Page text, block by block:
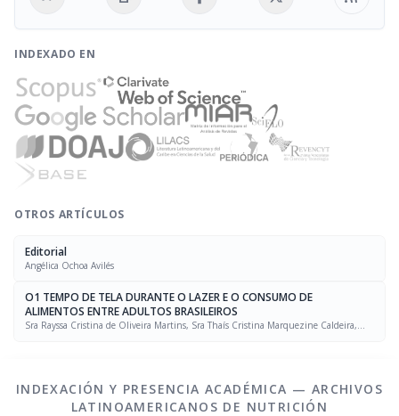
INDEXADO EN
OTROS ARTÍCULOS
Editorial
Angélica Ochoa Avilés
O1 TEMPO DE TELA DURANTE O LAZER E O CONSUMO DE
ALIMENTOS ENTRE ADULTOS BRASILEIROS
Sra Rayssa Cristina de Oliveira Martins, Sra Thaís Cristina Marquezine Caldeira,
INDEXACIÓN Y PRESENCIA ACADÉMICA — ARCHIVOS
LATINOAMERICANOS DE NUTRICIÓN